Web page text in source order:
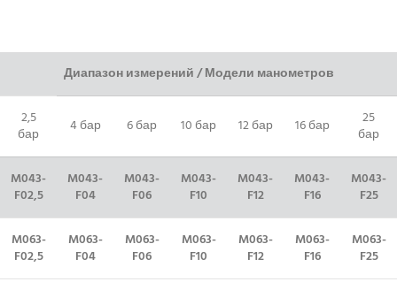
Диапазон измерений / Модели манометров
2,5
бар
4 бар 6 бар 10 бар 12 бар 16 бар
25
бар
M043-
F02,5
M043-
F04
M043-
F06
M043-
F10
M043-
F12
M043-
F16
M043-
F25
M063-
F02,5
M063-
F04
M063-
F06
M063-
F10
M063-
F12
M063-
F16
M063-
F25